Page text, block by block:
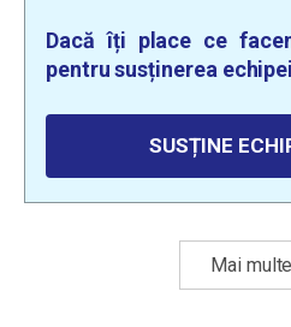
Dacă îți place ce
pentru susținerea
SUSȚINE
Mai